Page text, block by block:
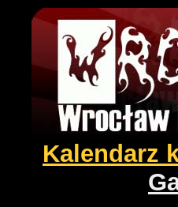
Kalendarz